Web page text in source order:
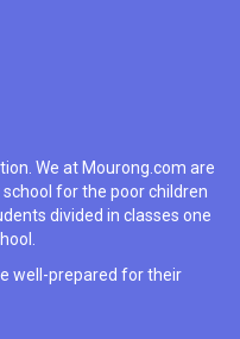
We at Mourong.com are
for the poor children
divided in classes one
well-prepared for their